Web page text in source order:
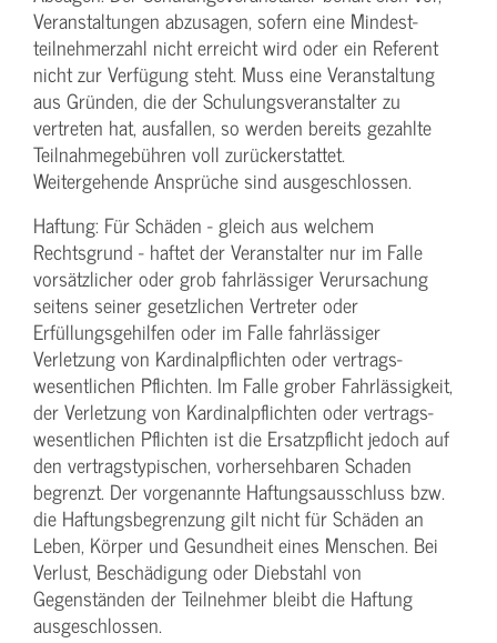
Veranstaltungen abzusagen, sofern eine Mindest­
teilnehmerzahl nicht erreicht wird oder ein Referent
nicht zur Verfügung steht. Muss eine Veranstaltung
aus Gründen, die der Schulungs­veranstalter zu
vertreten hat, ausfallen, so werden bereits gezahlte
Teilnahme­gebühren voll zurückerstattet.
Weitergehende Ansprüche sind ausgeschlossen.
Haftung: Für Schäden - gleich aus welchem
Rechtsgrund - haftet der Veranstalter nur im Falle
vorsätzlicher oder grob fahrlässiger Verursachung
seitens seiner gesetzlichen Vertreter oder
Erfüllungsgehilfen oder im Falle fahrlässiger
Verletzung von Kardinalpflichten oder vertrags­
wesentlichen Pflichten. Im Falle grober Fahrlässigkeit,
der Verletzung von Kardinalpflichten oder vertrags­
wesentlichen Pflichten ist die Ersatzpflicht jedoch auf
den vertragstypischen, vorhersehbaren Schaden
begrenzt. Der vorgenannte Haftungs­ausschluss bzw.
die Haftungs­begrenzung gilt nicht für Schäden an
Leben, Körper und Gesundheit eines Menschen. Bei
Verlust, Beschädigung oder Diebstahl von
Gegenständen der Teilnehmer bleibt die Haftung
ausgeschlossen.